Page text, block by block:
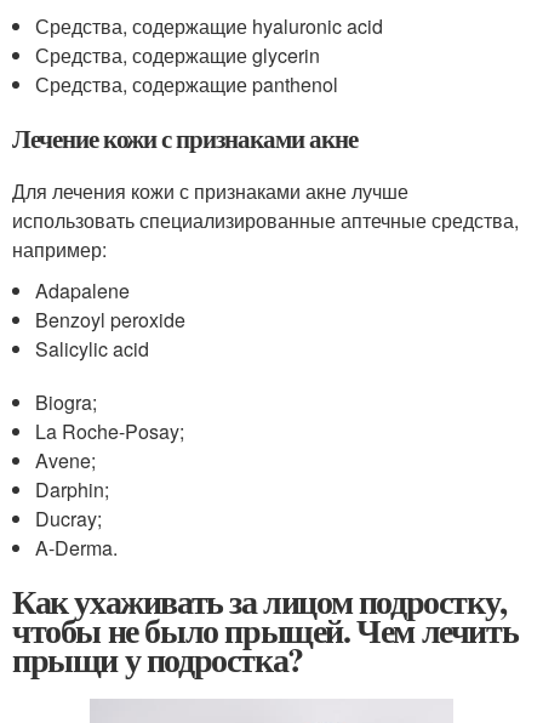
Средства, содержащие hyaluronic acid
Средства, содержащие glycerin
Средства, содержащие panthenol
Лечение кожи с признаками акне
Для лечения кожи с признаками акне лучше
использовать специализированные аптечные средства,
например:
Adapalene
Benzoyl peroxide
Salicylic acid
Biogra;
La Roche-Posay;
Avene;
Darphin;
Ducray;
A-Derma.
Как ухаживать за лицом подростку,
чтобы не было прыщей. Чем лечить
прыщи у подростка?